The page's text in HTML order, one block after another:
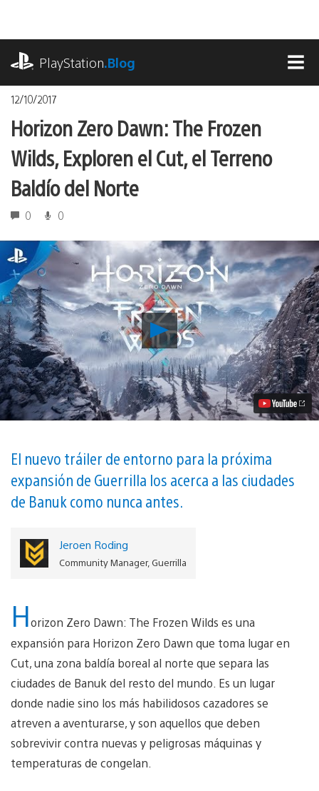
contenido
PlayStation.Blog
12/10/2017
Horizon Zero Dawn: The Frozen
Wilds, Exploren el Cut, el Terreno
Baldío del Norte
0 0
Reproducir
Horizon
Zero
Dawn:
The
Frozen
Wilds,
Exploren
el
Terreno
Baldío
Norte
El nuevo tráiler de entorno para la próxima
expansión de Guerrilla los acerca a las ciudades
de Banuk como nunca antes.
Jeroen Roding
Community Manager, Guerrilla
Horizon Zero Dawn: The Frozen Wilds es una
expansión para Horizon Zero Dawn que toma lugar en
Cut, una zona baldía boreal al norte que separa las
ciudades de Banuk del resto del mundo. Es un lugar
donde nadie sino los más habilidosos cazadores se
atreven a aventurarse, y son aquellos que deben
sobrevivir contra nuevas y peligrosas máquinas y
temperaturas de congelan.